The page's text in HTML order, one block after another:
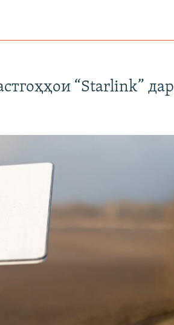
“Starlink” дар